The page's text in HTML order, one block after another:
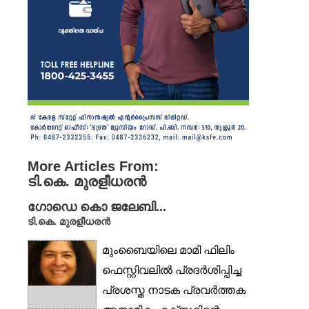
More Articles From:
ടി.കെ. മുരളീധരൻ
ഗോഡെ കൊ ജലേബി...
ടി.കെ. മുരളീധരൻ
മുംബൈയിലെ മാമി ഫിലിം
ഫെസ്റ്റിവലിൽ പ്രദർശിപ്പിച്ച
പ്രശസ്ത നാടക പ്രവർത്തക